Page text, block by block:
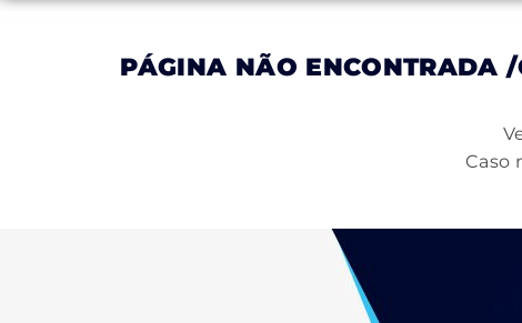
PÁGINA NÃO ENCONTRADA/
Caso